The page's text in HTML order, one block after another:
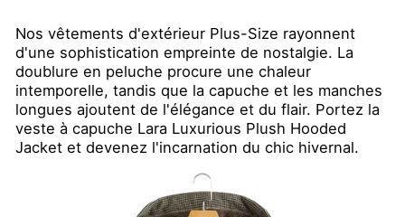
Nos vêtements d'extérieur Plus-Size rayonnent
d'une sophistication empreinte de nostalgie. La
doublure en peluche procure une chaleur
intemporelle, tandis que la capuche et les manches
longues ajoutent de l'élégance et du flair. Portez la
veste à capuche Lara Luxurious Plush Hooded
Jacket et devenez l'incarnation du chic hivernal.